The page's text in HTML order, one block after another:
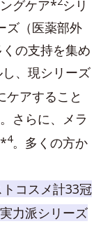
グケア* シリ
ズ（医薬部外
の支持を集め
、現シリーズ
ケアすること
さらに、メラ
4。多くの方か
トコスメ計33冠
力派シリーズ